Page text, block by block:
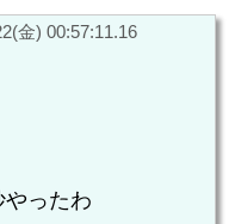
金) 00:57:11.16
ったわ